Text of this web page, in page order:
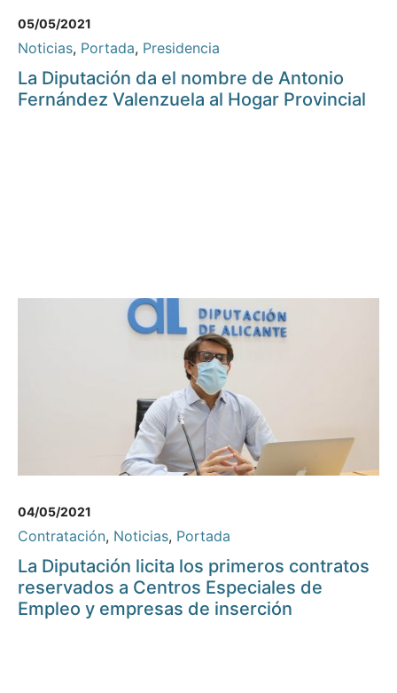
05/05/2021
Noticias, Portada, Presidencia
La Diputación da el nombre de Antonio
Fernández Valenzuela al Hogar Provincial
04/05/2021
Contratación, Noticias, Portada
La Diputación licita los primeros contratos
reservados a Centros Especiales de
Empleo y empresas de inserción